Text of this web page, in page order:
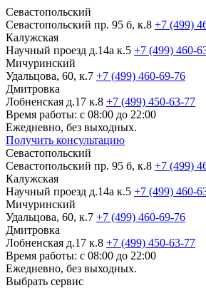
Севастопольский
Севастопольский пр. 95 б, к.8 +7 (499)
Калужская
Научный проезд д.14а к.5 +7 (499) 460-
Мичуринский
Удальцова, 60, к.7 +7 (499) 460-69-76
Дмитровка
Лобненская д.17 к.8 +7 (499) 450-63-77
Время работы: с 08:00 до 22:00
Ежедневно, без выходных.
Получить консультацию
Севастопольский
Севастопольский пр. 95 б, к.8 +7 (499)
Калужская
Научный проезд д.14а к.5 +7 (499) 460-
Мичуринский
Удальцова, 60, к.7 +7 (499) 460-69-76
Дмитровка
Лобненская д.17 к.8 +7 (499) 450-63-77
Время работы: с 08:00 до 22:00
Ежедневно, без выходных.
Выбрать сервис